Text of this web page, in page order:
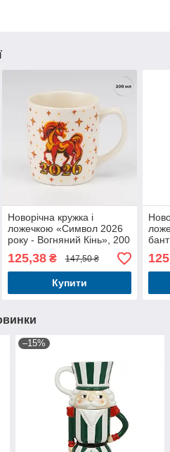
Новорічна кружка і
ложечкою «Символ 2026
року - Вогняний Кінь», 200
мл
125,38₴ 147,50 ₴
Купити
–15%